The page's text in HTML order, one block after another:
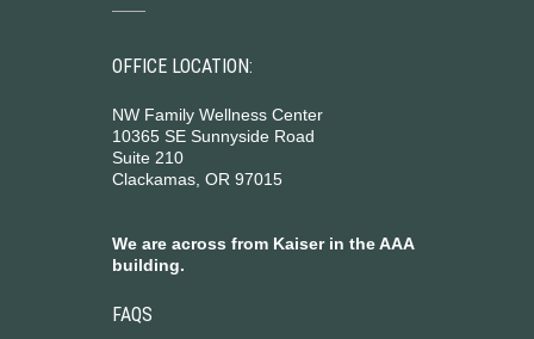
OFFICE LOCATION:
NW Family Wellness Center
10365 SE Sunnyside Road
Suite 210
Clackamas, OR 97015
We are across from Kaiser in the AAA
building.
FAQS